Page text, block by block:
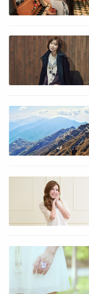
份关系而活着
在一段关系
会死”、“我
过是显示了幼
已经波及到
当然在年幼
决生存需求
就活不下去了
当我们把这
时，第八宫
那些已经过